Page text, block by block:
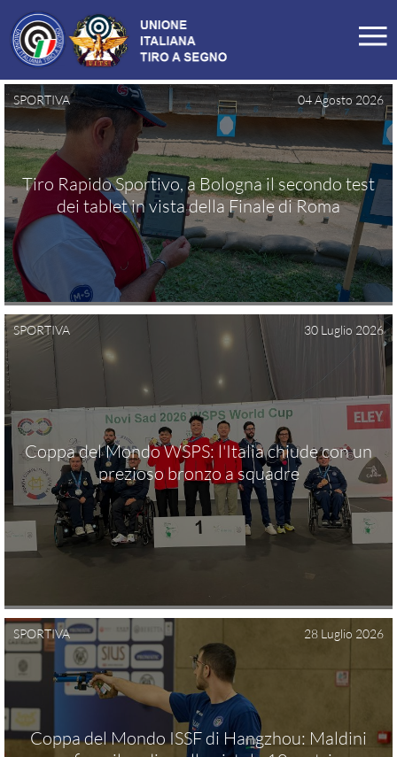
LA FEDERAZIONE
Profilo
Storia
Organigramma
Carte Federali
Comitati Regionali
Manifesto
Tesseramento
Commissioni
SEZIONI TSN
Ricerca Sezioni
Affiliazioni Registro CONI
Pistola
Carabina
DISCIPLINE ISSF
Convocazioni atleti
04 Agosto 2026
Tiro Rapido Sportivo, a Bologna il secondo test
dei tablet in vista della Finale di Roma
SPORTIVA
30 Luglio 2026
Coppa del Mondo WSPS: l'Italia chiude con un
prezioso bronzo a squadre
SPORTIVA
28 Luglio 2026
Coppa del Mondo ISSF di Hangzhou: Maldini
SPORTIVA